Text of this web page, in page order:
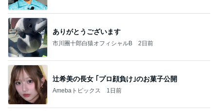
ありがとうございます
市川團十郎白猿オフィシャルB 2日前
辻希美の長女 ｢プロ顔負け｣のお菓子公開
Amebaトピックス 1日前